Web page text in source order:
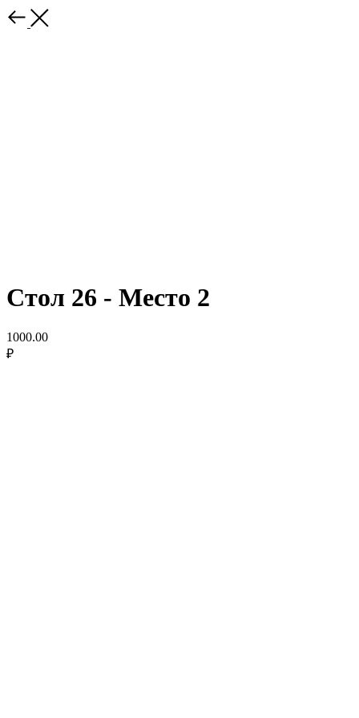
Стол 26 - Место 2
1000.00
₽